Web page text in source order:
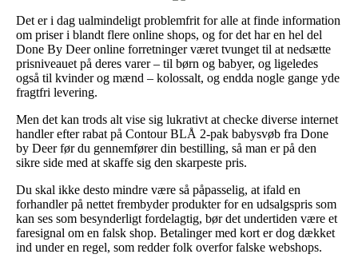
Det er i dag ualmindeligt problemfrit for alle at finde information
om priser i blandt flere online shops, og for det har en hel del
Done By Deer online forretninger været tvunget til at nedsætte
prisniveauet på deres varer – til børn og babyer, og ligeledes
også til kvinder og mænd – kolossalt, og endda nogle gange yde
fragtfri levering.
Men det kan trods alt vise sig lukrativt at checke diverse internet
handler efter rabat på Contour BLÅ 2-pak babysvøb fra Done
by Deer før du gennemfører din bestilling, så man er på den
sikre side med at skaffe sig den skarpeste pris.
Du skal ikke desto mindre være så påpasselig, at ifald en
forhandler på nettet frembyder produkter for en udsalgspris som
kan ses som besynderligt fordelagtig, bør det undertiden være et
faresignal om en falsk shop. Betalinger med kort er dog dækket
ind under en regel, som redder folk overfor falske webshops.